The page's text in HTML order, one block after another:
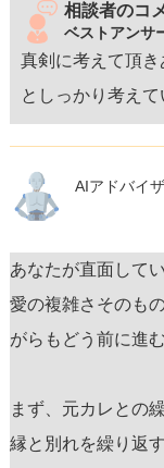
相談者のコ
ベストアンサ
真剣に考えて頂
としっかり考えて
AIアドバイ
あなたが直面して
愛の複雑さそのも
がらもどう前に進
まず、元カレとの
縁と別れを繰り返